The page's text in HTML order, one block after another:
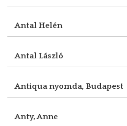
Antal Helén
Antal László
Antiqua nyomda, Budapest
Anty, Anne